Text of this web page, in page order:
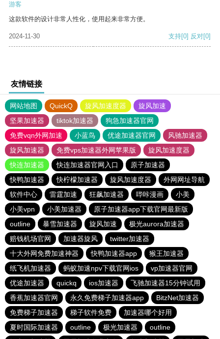
游客
这款软件的设计非常人性化，使用起来非常方便。
2024-11-30 支持[0] 反对[0]
友情链接
网站地图 QuickQ 旋风加速度器
旋风加速
坚果加速器
tiktok加速器
狗急加速器官网
免费vqn外网加速
小蓝鸟 优途加速器官网
风驰加速器
旋风加速器
免费vps加速器外网苹果版
旋风加速度器
快连加速器
快连加速器官网入口
原子加速器
快鸭加速器
快柠檬加速器 旋风加速度器
外网网址导航
软件中心
雷霆加速 狂飙加速器 哔咔漫画
小美
小美vpn
小美加速器
原子加速器app下载官网最新版
outline
暴雪加速器 旋风加速
极光aurora加速器
赔钱机场官网
加速器旋风
twitter加速器
十大外网免费加速神器
快鸭加速器app
猴王加速器
纸飞机加速器
蚂蚁加速npv下载官网ios
vp加速器官网
优途加速器
quickq ios加速器
飞驰加速器15分钟试用
香蕉加速器官网
永久免费梯子加速器app
BitzNet加速器
免费梯子加速器
梯子软件免费
加速器哪个好用
夏时国际加速器
outline 极光加速器
outline